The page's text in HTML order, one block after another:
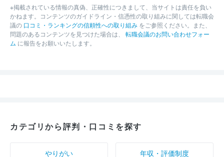
※掲載されている情報の真偽、正確性につきまして、当サイトは責任を負い
かねます。コンテンツのガイドライン・信憑性の取り組みに関しては転職会
議の 口コミ・ランキングの信頼性への取り組み をご参照ください。また、
問題のあるコンテンツを見つけた場合は、 転職会議のお問い合わせフォー
ム に報告をお願いいたします。
カテゴリから評判・口コミを探す
やりがい
年収・評価制度